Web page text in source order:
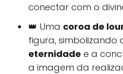
conectar com o
👑 Uma coroa de
figura, simbolizando
eternidade e a
a imagem da